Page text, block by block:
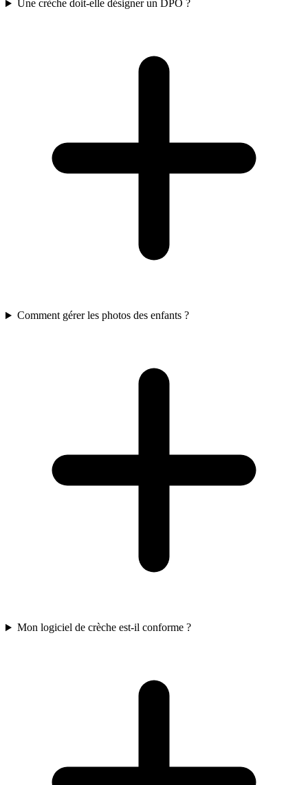
Une crèche doit-elle désigner un DPO ?
Comment gérer les photos des enfants ?
Mon logiciel de crèche est-il conforme ?